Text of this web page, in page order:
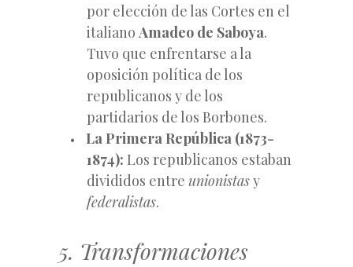
por elección de las Cortes en el
italiano Amadeo de Saboya.
Tuvo que enfrentarse a la
oposición política de los
republicanos y de los
partidarios de los Borbones.
La Primera República (1873-
1874): Los republicanos estaban
divididos entre unionistasy
federalistas.
5. Transformaciones